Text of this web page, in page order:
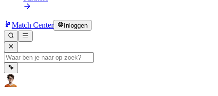
Match Center Inloggen